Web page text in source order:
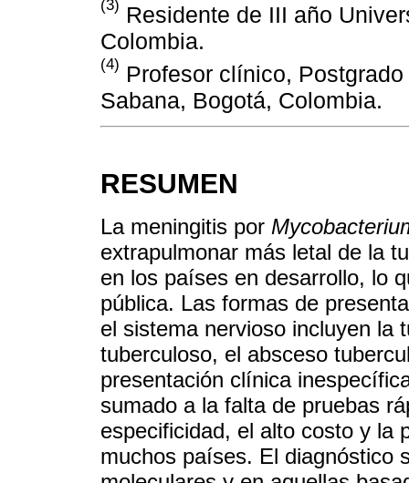
(3) Residente de III año
Colombia.
(4) Profesor clínico,
Sabana, Bogotá, Colombia.
RESUMEN
La meningitis por
extrapulmonar más letal de la
en los países en desarrollo, lo
pública. Las formas de
el sistema nervioso incluyen la
tuberculoso, el absceso
presentación clínica
sumado a la falta de pruebas
especificidad, el alto costo y la
muchos países. El diagnóstico